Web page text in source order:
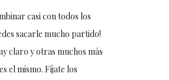
casi con todos los
sacarle mucho partido!
claro y otras muchos más
el mismo. Fíjate los